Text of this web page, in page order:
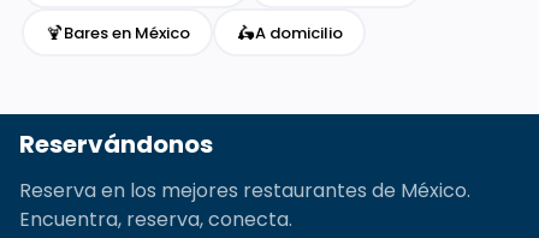
🍹Bares en México 🛵A domicilio
Reservándonos
Reserva en los mejores restaurantes de México.
Encuentra, reserva, conecta.